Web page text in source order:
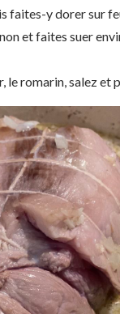
faites-y dorer sur
et faites suer
le romarin, salez et